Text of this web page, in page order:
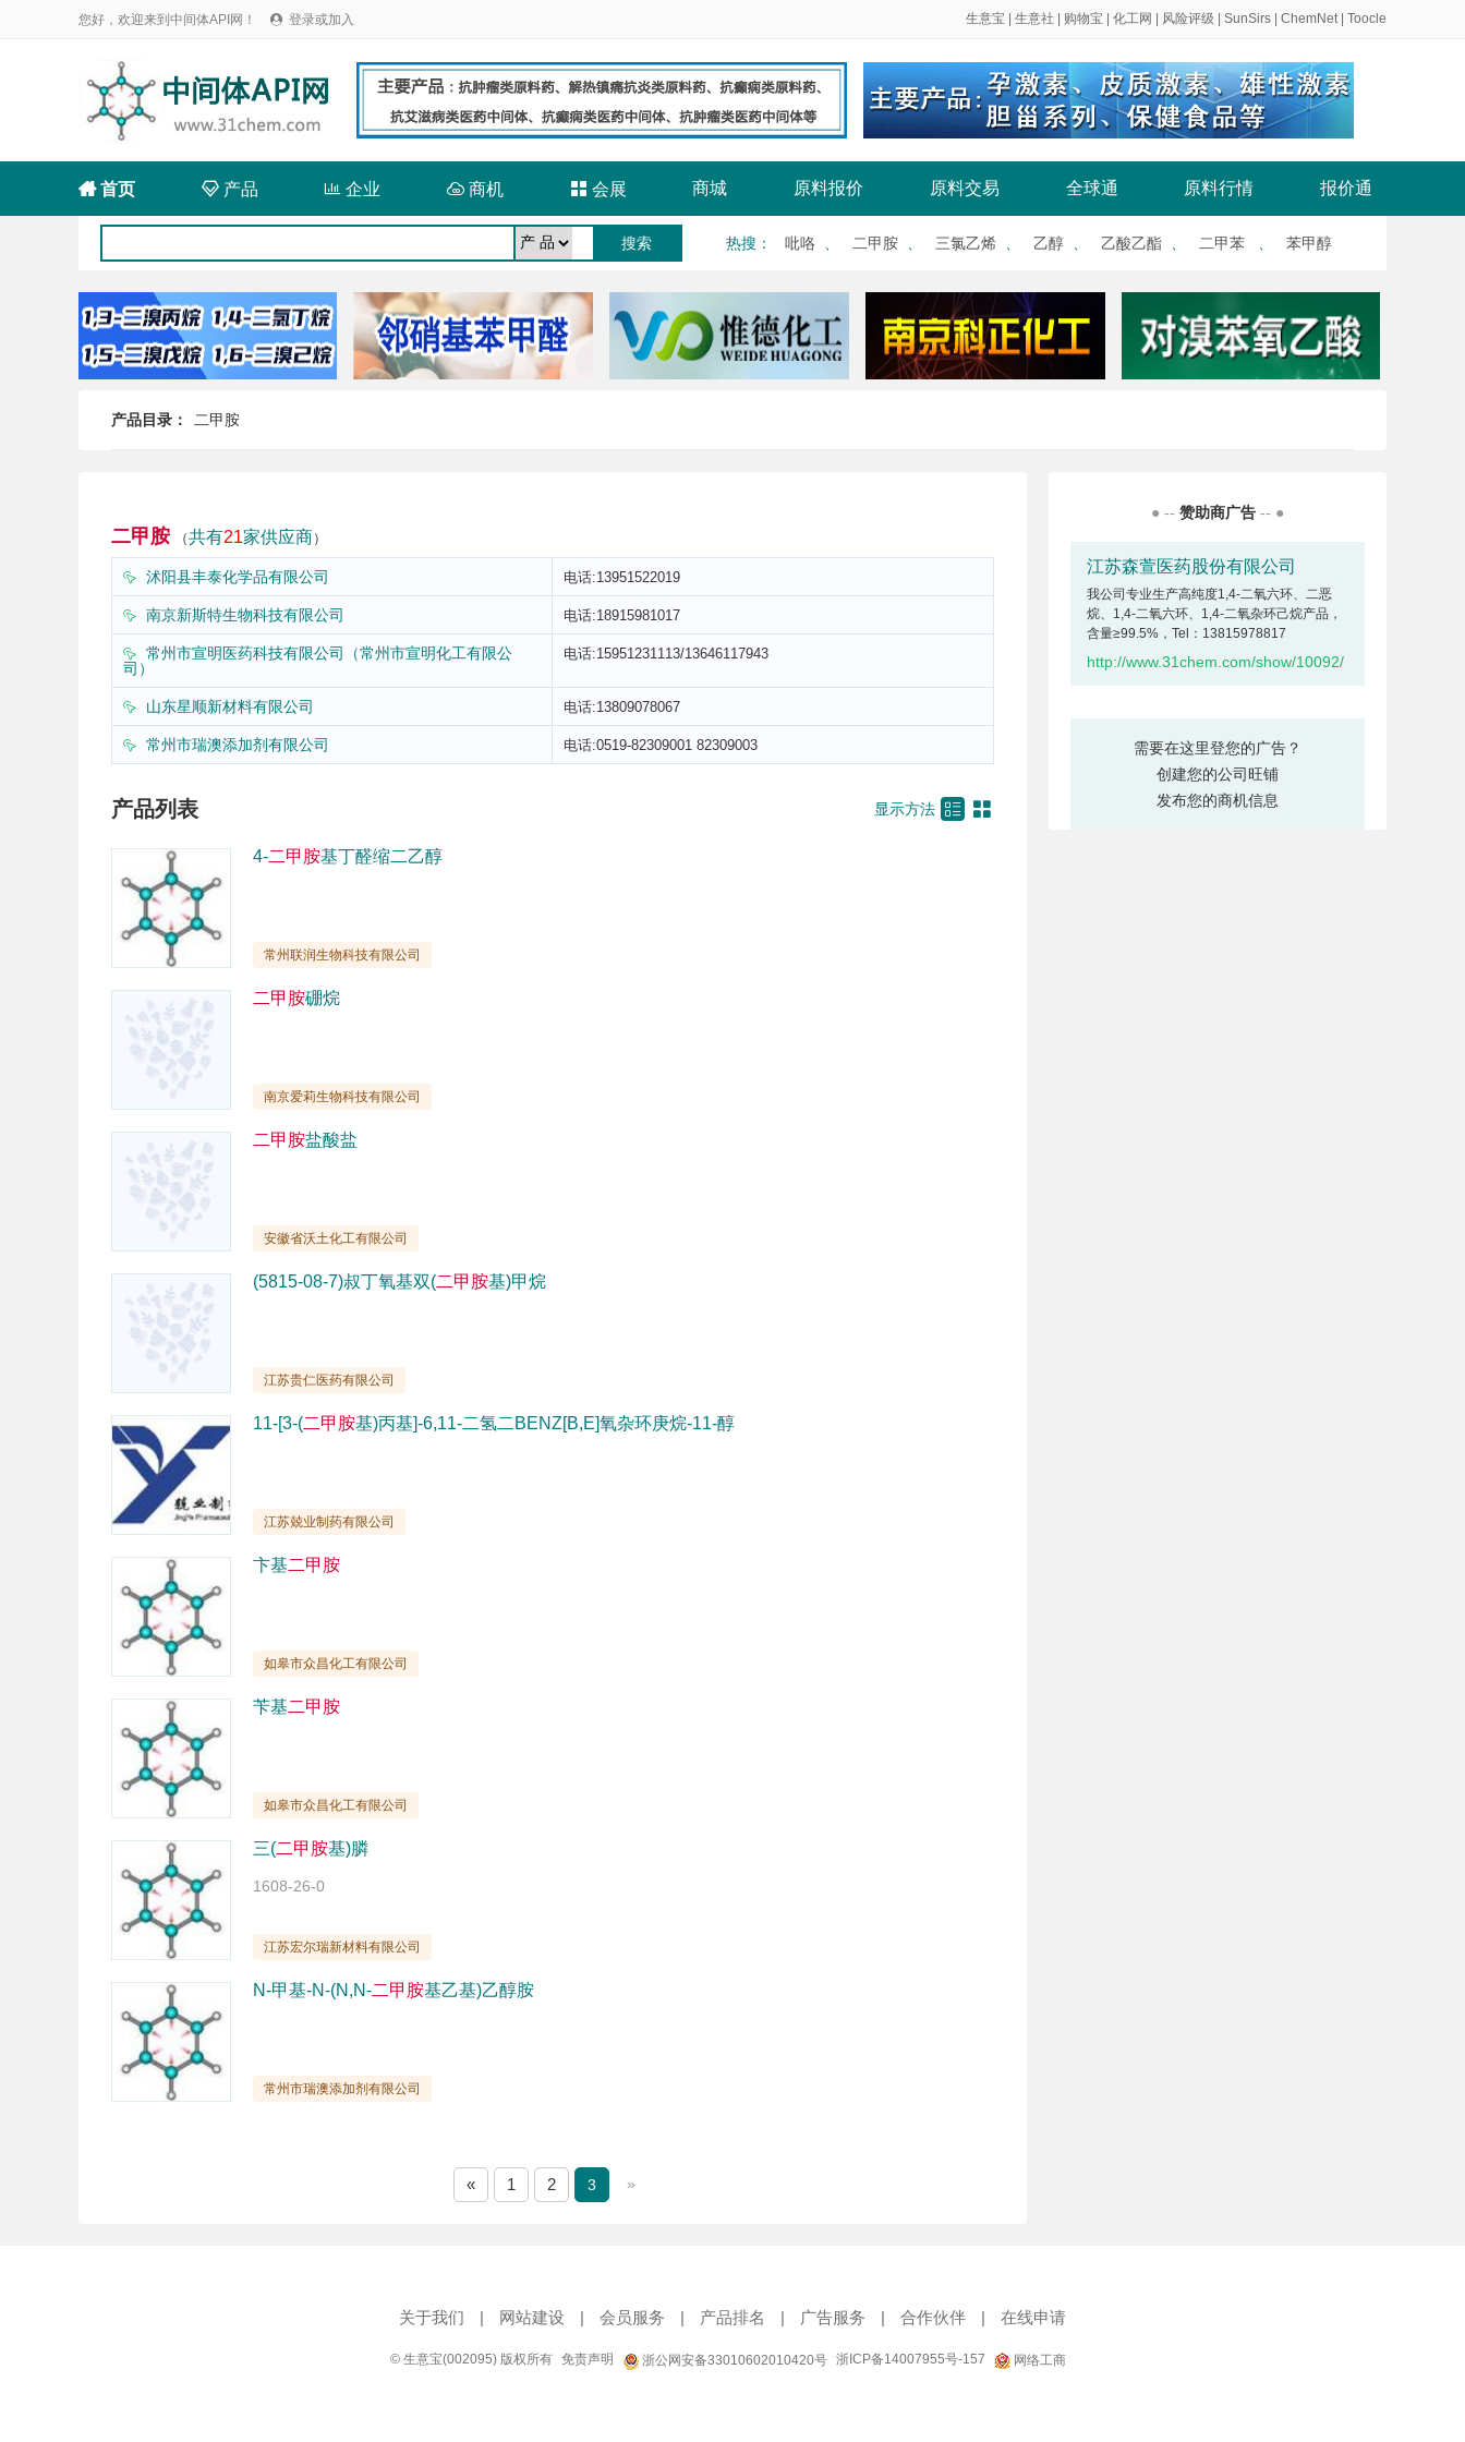
您好，欢迎来到中间体API网！  登录或加入 生意宝 生意社 购物宝 化工网 风险评级 SunSirs ChemNet| Toocle
首页 产品  企业  商机  会展 商城 原料报价 原料交易 全球通 原料行情 报价通
热搜 ： 吡咯 二甲胺 三氯乙烯 乙醇 乙酸乙酯 二甲苯 苯甲醇
产品目录： 二甲胺
二甲胺 （共有21家供应商）
 沭阳县丰泰化学品有限公司 电话:13951522019
 南京新斯特生物科技有限公司 电话:18915981017

常州市宣明医药科技有限公司（常州市宣明化工有限公
司）
电话:15951231113/13646117943
 山东星顺新材料有限公司 电话:13809078067
 常州市瑞澳添加剂有限公司 电话:0519-82309001 82309003
产品列表 显示方法  
4-二甲胺基丁醛缩二乙醇
常州联润生物科技有限公司
二甲胺硼烷
南京爱莉生物科技有限公司
二甲胺盐酸盐
安徽省沃土化工有限公司
(5815-08-7)叔丁氧基双(二甲胺基)甲烷
江苏贵仁医药有限公司
11-[3-(二甲胺基)丙基]-6,11-二氢二BENZ[B,E]氧杂环庚烷-11-醇
江苏兢业制药有限公司
卞基二甲胺
如皋市众昌化工有限公司
苄基二甲胺
如皋市众昌化工有限公司
三(二甲胺基)膦
1608-26-0
江苏宏尔瑞新材料有限公司
N-甲基-N-(N,N-二甲胺基乙基)乙醇胺
常州市瑞澳添加剂有限公司
« 1 2 3 »
● -- 赞助商广告 -- ●
江苏森萱医药股份有限公司
我公司专业生产高纯度1,4-二氧六环、二恶
烷、1,4-二氧六环、1,4-二氧杂环己烷产品，
含量≥99.5%，Tel：13815978817
http://www.31chem.com/show/10092/
需要在这里登您的广告？
创建您的公司旺铺
发布您的商机信息
关于我们 | 网站建设 | 会员服务 | 产品排名 | 广告服务 | 合作伙伴 | 在线申请
© 生意宝(002095) 版权所有 免责声明 浙公网安备33010602010420号 浙ICP备14007955号-157 网络工商